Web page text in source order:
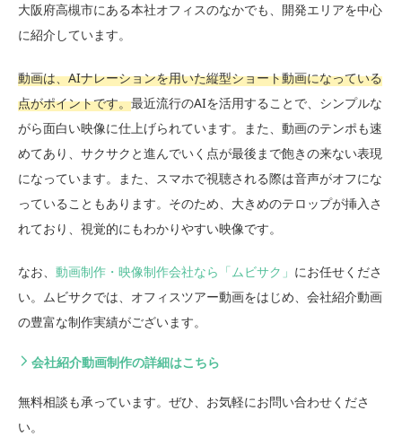
大阪府高槻市にある本社オフィスのなかでも、開発エリアを中心
に紹介しています。
動画は、AIナレーションを用いた縦型ショート動画になっている
点がポイントです。最近流行のAIを活用することで、シンプルな
がら面白い映像に仕上げられています。また、動画のテンポも速
めてあり、サクサクと進んでいく点が最後まで飽きの来ない表現
になっています。また、スマホで視聴される際は音声がオフにな
っていることもあります。そのため、大きめのテロップが挿入さ
れており、視覚的にもわかりやすい映像です。
なお、 動画制作・映像制作会社なら「ムビサク」 にお任せくださ
い。ムビサクでは、オフィスツアー動画をはじめ、会社紹介動画
の豊富な制作実績がございます。
会社紹介動画制作の詳細はこちら
無料相談も承っています。ぜひ、お気軽にお問い合わせくださ
い。